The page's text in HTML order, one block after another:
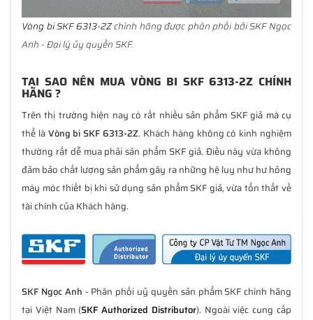
Vòng bi SKF 6313-2Zchính hãng được phân phối bởi SKF Ngọc
Anh - Đại lý ủy quyền SKF.
TẠI SAO NÊN MUA VÒNG BI SKF 6313-2Z CHÍNH
HÃNG ?
Trên thị trường hiện nay có rất nhiều sản phẩm SKF giả mà cụ
thể làVòng bi SKF 6313-2Z. Khách hàng không có kinh nghiệm
thường rất dễ mua phải sản phẩm SKF giả. Điều này vừa không
đảm bảo chất lượng sản phẩm gây ra những hệ lụy như hư hỏng
máy móc thiết bị khi sử dụng sản phẩm SKF giả, vừa tổn thất về
tài chính của Khách hàng.
SKF Ngọc Anh - Phân phối uỷ quyền sản phẩm SKF chính hãng
tại Việt Nam (SKF Authorized Distributor). Ngoài việc cung cấp